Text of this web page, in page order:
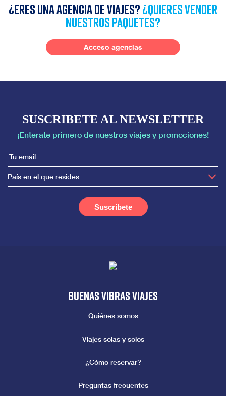
¿Eres una agencia de viajes?¿quieres vender
nuestros paquetes?
Acceso agencias
SUSCRIBETE AL NEWSLETTER
¡Enterate primero de nuestros viajes y promociones!
País en el que resides
Buenas vibras viajes
Quiénes somos
Viajes solas y solos
¿Cómo reservar?
Preguntas frecuentes